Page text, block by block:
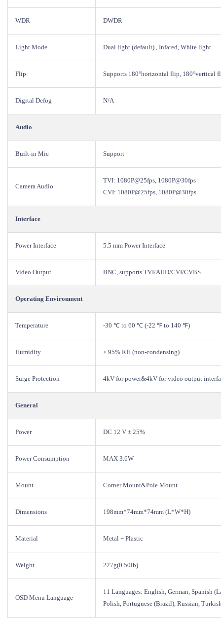
WDR DWDR
Light Mode Dual light (default) , Infared, White light
Flip Supports 180°horizontal flip, 180°vertical
Digital Defog N/A
Audio
Built-in Mic Support
Camera Audio
TVI: 1080P@25fps, 1080P@30fps
CVI: 1080P@25fps, 1080P@30fps
Interface
Power Interface 5.5 mm Power Interface
Video Output BNC, supports TVI/AHD/CVI/CVBS
Operating Environment
Temperature -30 ℃ to 60 ℃ (-22 ℉ to 140 ℉)
Humidity ≤ 95% RH (non-condensing)
Surge Protection 4kV for power&4kV for video output
General
Power DC 12 V ± 25%
Power Consumption MAX 3.6W
Mount Corner Mount&Pole Mount
Dimensions 198mm*74mm*74mm (L*W*H)
Material Metal + Plastic
Weight 227g(0.50lb)
OSD Menu Language
11 Languages: English, German, Spanish
Polish, Portuguese (Brazil), Russian,